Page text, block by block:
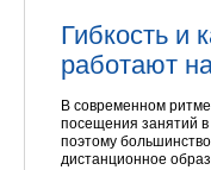
Гибкость и
работают
В современном
посещения занятий
поэтому
дистанционное